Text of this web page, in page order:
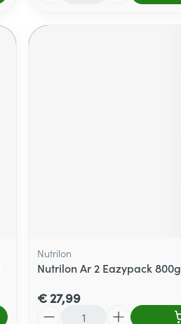
Nutrilon
Nutrilon Ar 2 Eazypack 800g
€ 27,99